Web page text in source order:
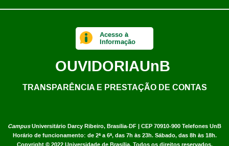
CampusUniversitário Darcy Ribeiro, Brasília-DF | CEP 70910-900 Telefones UnB
Horário de funcionamento: de 2ª a 6ª, das 7h às 23h. Sábado, das 8h às 18h.
Acesso à
Informação
OUVIDORIAUnB
TRANSPARÊNCIA E PRESTAÇÃO DE CONTAS